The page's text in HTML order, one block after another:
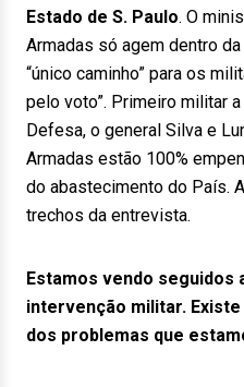
Estado de S. Paulo. O
Armadas só agem dentro
“único caminho” para os
pelo voto”. Primeiro militar
Defesa, o general Silva e
Armadas estão 100%
do abastecimento do País.
trechos da entrevista.
Estamos vendo seguidos
intervenção militar.
dos problemas que